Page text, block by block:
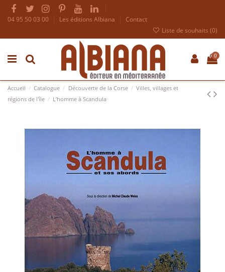
04 95 50 03 00 Les éditions Albiana
Contact
Liste de souhaits (0)
0
Accueil Catalogue Découverte de la Corse
Villes, villages et
régions de l'île
L’homme à Scandula